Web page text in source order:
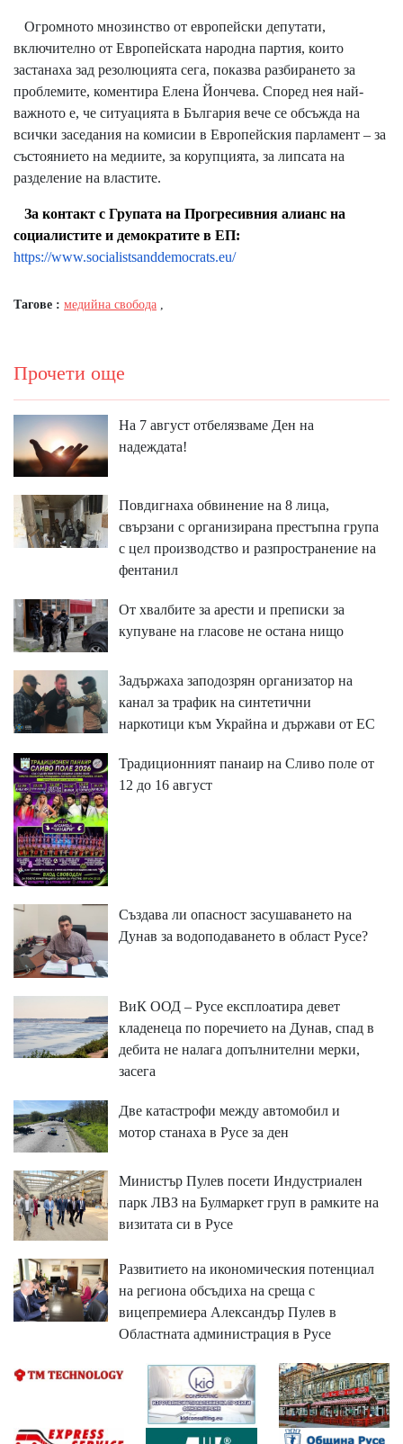
Огромното мнозинство от европейски депутати,
включително от Европейската народна партия, които
застанаха зад резолюцията сега, показва разбирането за
проблемите, коментира Елена Йончева. Според нея най-
важното е, че ситуацията в България вече се обсъжда на
всички заседания на комисии в Европейския парламент – за
състоянието на медиите, за корупцията, за липсата на
разделение на властите.
За контакт с Групата на Прогресивния алианс на
социалистите и демократите в ЕП:
https://www.socialistsanddemocrats.eu/
Тагове : медийна свобода ,
Прочети още
На 7 август отбелязваме Ден на
надеждата!
Повдигнаха обвинение на 8 лица,
свързани с организирана престъпна група
с цел производство и разпространение на
фентанил
От хвалбите за арести и преписки за
купуване на гласове не остана нищо
Задържаха заподозрян организатор на
канал за трафик на синтетични
наркотици към Украйна и държави от ЕС
Традиционният панаир на Сливо поле от
12 до 16 август
Създава ли опасност засушаването на
Дунав за водоподаването в област Русе?
ВиК ООД – Русе експлоатира девет
кладенеца по поречието на Дунав, спад в
дебита не налага допълнителни мерки,
засега
Две катастрофи между автомобил и
мотор станаха в Русе за ден
Министър Пулев посети Индустриален
парк ЛВЗ на Булмаркет груп в рамките на
визитата си в Русе
Развитието на икономическия потенциал
на региона обсъдиха на среща с
вицепремиера Александър Пулев в
Областната администрация в Русе